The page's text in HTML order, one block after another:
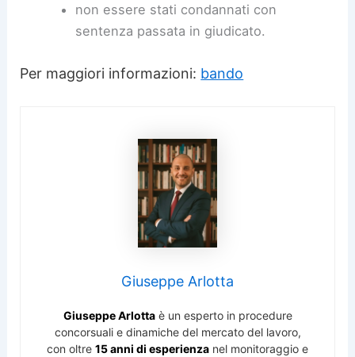
non essere stati condannati con
sentenza passata in giudicato.
Per maggiori informazioni: bando
Giuseppe Arlotta
Giuseppe Arlottaè un esperto in procedure
concorsuali e dinamiche del mercato del lavoro,
con oltre 15 anni di esperienza nel monitoraggio e